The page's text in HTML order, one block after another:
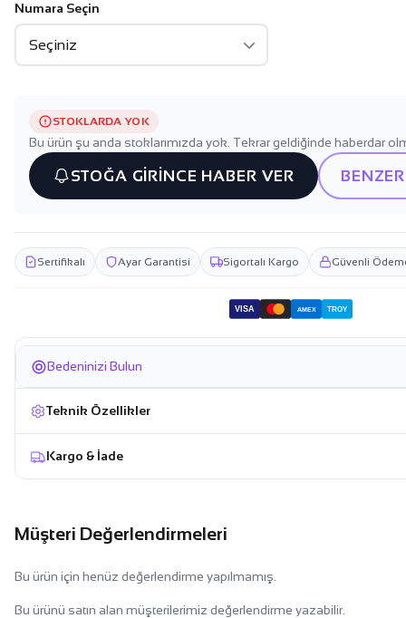
Numara Seçin
STOKLARDA YOK
Bu ürün şu anda stoklarımızda yok. Tekrar geldiğinde haberdar
STOĞA GİRİNCE HABER VER
Sertifikalı Ayar Garantisi Sigortalı Kargo Güvenli
VISA AMEX TROY
Bedeninizi Bulun
Teknik Özellikler
Kargo & İade
Müşteri Değerlendirmeleri
Bu ürün için henüz değerlendirme yapılmamış.
Bu ürünü satın alan müşterilerimiz değerlendirme yazabilir.